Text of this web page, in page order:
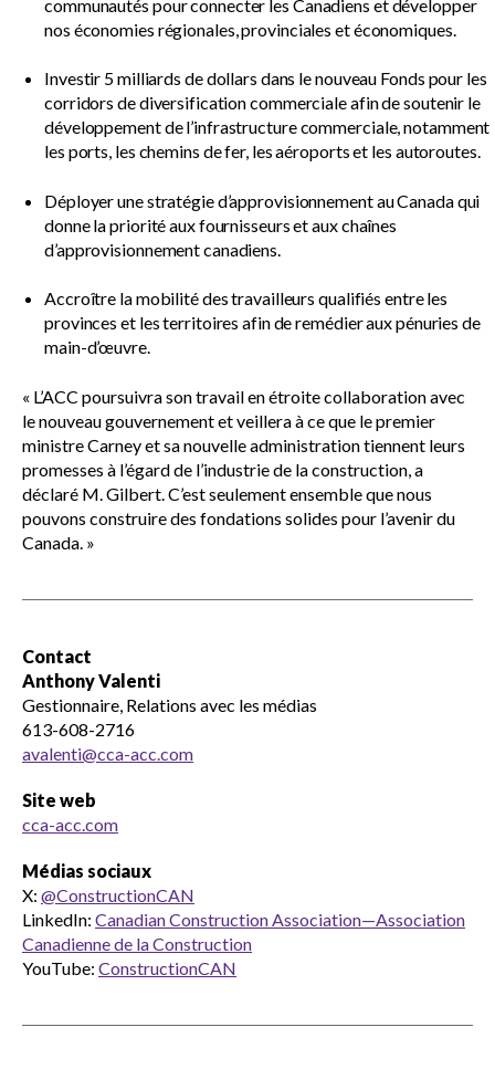
communautés pour connecter les Canadiens et développer
nos économies régionales, provinciales et économiques.
Investir 5 milliards de dollars dans le nouveau Fonds pour les
corridors de diversification commerciale afin de soutenir le
développement de l’infrastructure commerciale, notamment
les ports, les chemins de fer, les aéroports et les autoroutes.
Déployer une stratégie d’approvisionnement au Canada qui
donne la priorité aux fournisseurs et aux chaînes
d’approvisionnement canadiens.
Accroître la mobilité des travailleurs qualifiés entre les
provinces et les territoires afin de remédier aux pénuries de
main-d’œuvre.
« L’ACC poursuivra son travail en étroite collaboration avec
le nouveau gouvernement et veillera à ce que le premier
ministre Carney et sa nouvelle administration tiennent leurs
promesses à l’égard de l’industrie de la construction, a
déclaré M. Gilbert. C’est seulement ensemble que nous
pouvons construire des fondations solides pour l’avenir du
Canada. »
Contact
Anthony Valenti
Gestionnaire, Relations avec les médias
613-608-2716
avalenti@cca-acc.com
Site web
cca-acc.com
Médias sociaux
X: @ConstructionCAN
LinkedIn: Canadian Construction Association—Association
Canadienne de la Construction
YouTube: ConstructionCAN